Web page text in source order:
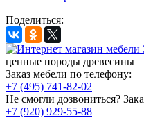
Поделиться:
ценные породы древесины
Заказ мебели по телефону:
+7 (495) 741-82-02
Не смогли дозвониться?
+7 (920) 929-55-88